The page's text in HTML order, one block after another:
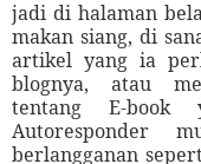
jadi di halaman
makan siang, di
artikel yang ia
blognya, atau
tentang E-book
Autoresponder
berlangganan